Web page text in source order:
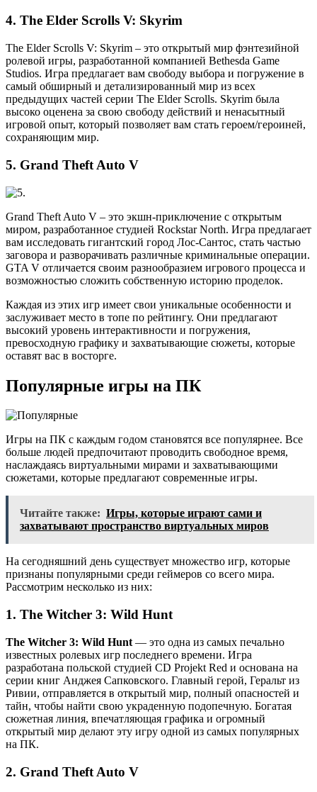
4. The Elder Scrolls V: Skyrim
The Elder Scrolls V: Skyrim – это открытый мир фэнтезийной
ролевой игры, разработанной компанией Bethesda Game
Studios. Игра предлагает вам свободу выбора и погружение в
самый обширный и детализированный мир из всех
предыдущих частей серии The Elder Scrolls. Skyrim была
высоко оценена за свою свободу действий и ненасытный
игровой опыт, который позволяет вам стать героем/героиней,
сохраняющим мир.
5. Grand Theft Auto V
Grand Theft Auto V – это экшн-приключение с открытым
миром, разработанное студией Rockstar North. Игра предлагает
вам исследовать гигантский город Лос-Сантос, стать частью
заговора и разворачивать различные криминальные операции.
GTA V отличается своим разнообразием игрового процесса и
возможностью сложить собственную историю проделок.
Каждая из этих игр имеет свои уникальные особенности и
заслуживает место в топе по рейтингу. Они предлагают
высокий уровень интерактивности и погружения,
превосходную графику и захватывающие сюжеты, которые
оставят вас в восторге.
Популярные игры на ПК
Игры на ПК с каждым годом становятся все популярнее. Все
больше людей предпочитают проводить свободное время,
наслаждаясь виртуальными мирами и захватывающими
сюжетами, которые предлагают современные игры.
Читайте также: Игры, которые играют сами и
захватывают пространство виртуальных миров
На сегодняшний день существует множество игр, которые
признаны популярными среди геймеров со всего мира.
Рассмотрим несколько из них:
1. The Witcher 3: Wild Hunt
The Witcher 3: Wild Hunt — это одна из самых печально
известных ролевых игр последнего времени. Игра
разработана польской студией CD Projekt Red и основана на
серии книг Анджея Сапковского. Главный герой, Геральт из
Ривии, отправляется в открытый мир, полный опасностей и
тайн, чтобы найти свою украденную подопечную. Богатая
сюжетная линия, впечатляющая графика и огромный
открытый мир делают эту игру одной из самых популярных
на ПК.
2. Grand Theft Auto V